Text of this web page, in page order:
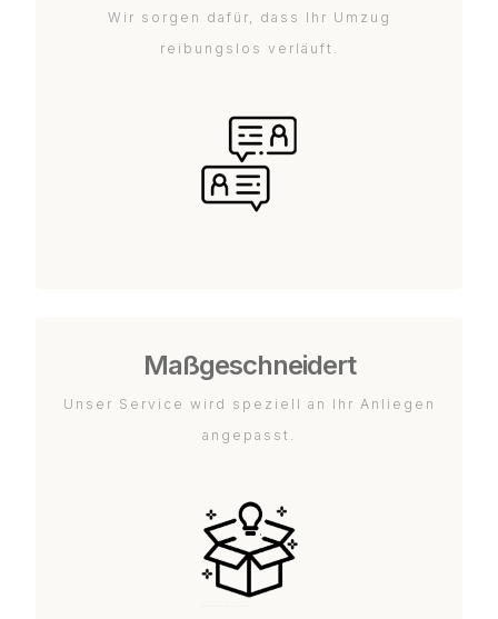
Wir sorgen dafür, dass Ihr Umzug
reibungslos verläuft.
Maßgeschneidert
Unser Service wird speziell an Ihr Anliegen
angepasst.